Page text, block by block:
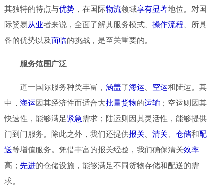
其独特的特点与优势，在国际物流领域享有显著地位。对国
际贸易从业者来说，全面了解其服务模式、 操作流程 、所具
备的优势以及面临的挑战，是至关重要的。
服务范围广泛
道一国际服务种类丰富， 涵盖了海运 空运和陆运。其
中， 海运因其经济性而适合大批量货物的运输 ；空运则因其
快速性，能够满足紧急需求；陆运则因其灵活性，能够提供
门到门服务。除此之外，我们还提供报关 清关 仓储和配
送等增值服务。凭借丰富的报关经验，我们确保清关效率
高； 先进的仓储设施，能够满足不同货物存储和配送的需
求。